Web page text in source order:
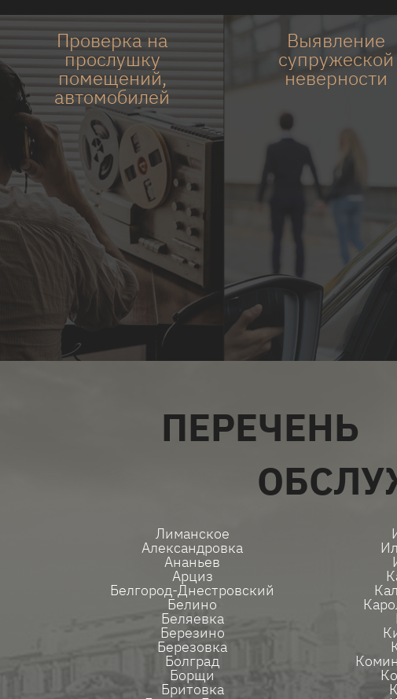
Проверка на
прослушку
помещений,
автомобилей
Выявление
супружеской
неверности
ПЕРЕЧЕНЬ
Лиманское
Александровка
Ананьев
Арциз
Белгород-Днестровский
Белино
Беляевка
Березино
Березовка
Болград
Борщи
Бритовка